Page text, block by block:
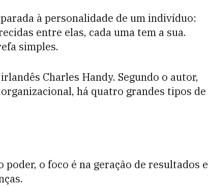
à personalidade de um indivíduo:
entre elas, cada uma tem a sua.
simples.
Charles Handy. Segundo o autor,
há quatro grandes tipos de
o foco é na geração de resultados e